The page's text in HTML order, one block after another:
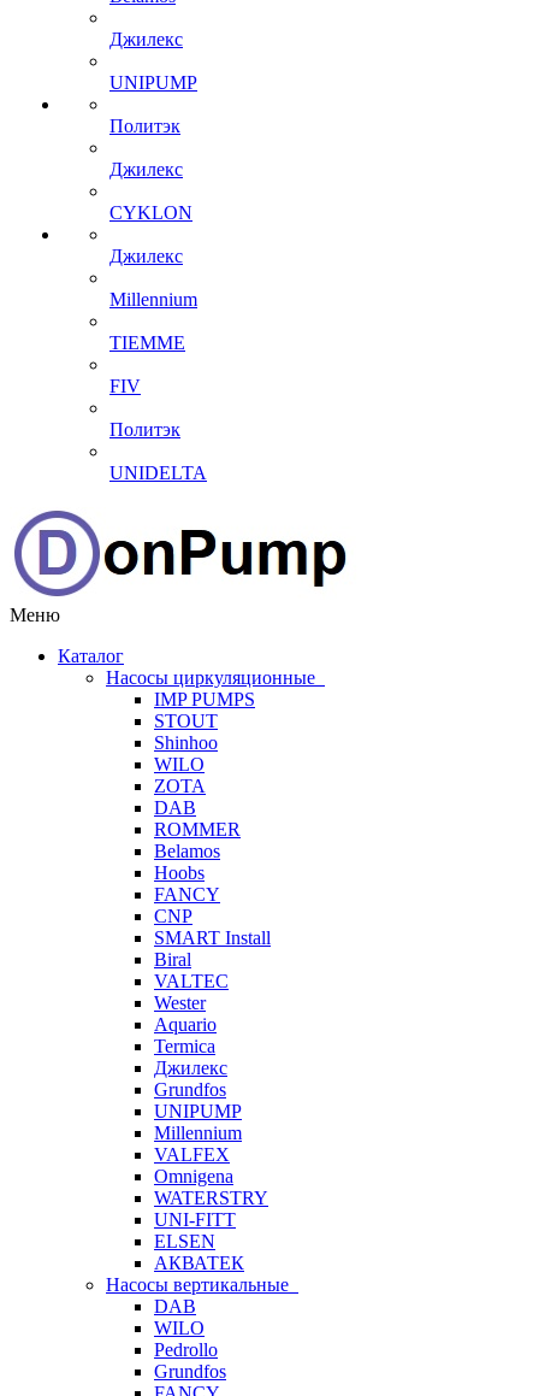
Джилекс
UNIPUMP
Политэк
Джилекс
CYKLON
Джилекс
Millennium
TIEMME
FIV
Политэк
UNIDELTA
Меню
Каталог
Насосы циркуляционные
IMP PUMPS
STOUT
Shinhoo
WILO
ZOTA
DAB
ROMMER
Belamos
Hoobs
FANCY
CNP
SMART Install
Biral
VALTEC
Wester
Aquario
Termica
Джилекс
Grundfos
UNIPUMP
Millennium
VALFEX
Omnigena
WATERSTRY
UNI-FITT
ELSEN
АКВАТЕК
Насосы вертикальные
DAB
WILO
Pedrollo
Grundfos